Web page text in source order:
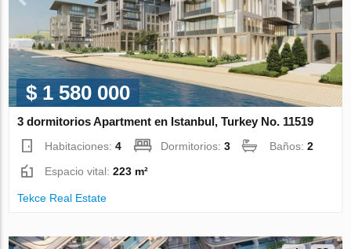
$ 1 580 000
3 dormitorios Apartment en Istanbul, Turkey No. 11519
Habitaciones:4 Dormitorios:3 Baños:2
Espacio vital:223 m²
Tekce Real Estate